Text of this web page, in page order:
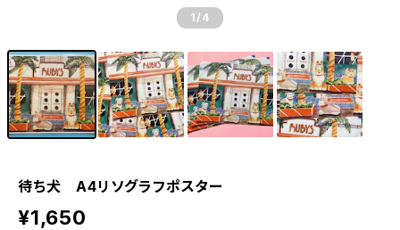
1 /4
待ち犬 A4リソグラフポスター
¥1,650